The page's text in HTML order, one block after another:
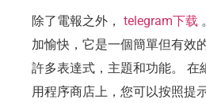
除了電報之外， telegram下载
加愉快，它是一個簡單但有效
許多表達式，主題和功能。 在
用程序商店上，您可以按照提